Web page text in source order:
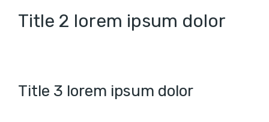
Title 2 lorem ipsum dolor
Title 3 lorem ipsum dolor